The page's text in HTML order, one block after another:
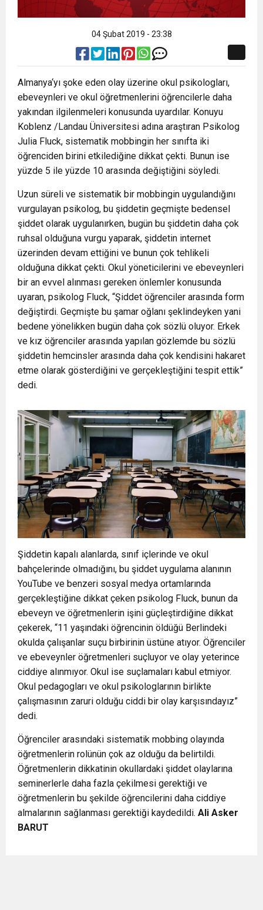
04 Şubat 2019 - 23:38
Almanya‘yı şoke eden olay üzerine okul psikologları,
ebeveynleri ve okul öğretmenlerini öğrencilerle daha
yakından ilgilenmeleri konusunda uyardılar. Konuyu
Koblenz /Landau Üniversitesi adına araştıran Psikolog
Julia Fluck, sistematik mobbingin her sınıfta iki
öğrenciden birini etkilediğine dikkat çekti. Bunun ise
yüzde 5 ile yüzde 10 arasında değiştiğini söyledi.
Uzun süreli ve sistematik bir mobbingin uygulandığını
vurgulayan psikolog, bu şiddetin geçmişte bedensel
şiddet olarak uygulanırken, bugün bu şiddetin daha çok
ruhsal olduğuna vurgu yaparak, şiddetin internet
üzerinden devam ettiğini ve bunun çok tehlikeli
olduğuna dikkat çekti. Okul yöneticilerini ve ebeveynleri
bir an evvel alınması gereken önlemler konusunda
uyaran, psikolog Fluck, “Şiddet öğrenciler arasında form
değiştirdi. Geçmişte bu şamar oğlanı şeklindeyken yani
bedene yönelikken bugün daha çok sözlü oluyor. Erkek
ve kız öğrenciler arasında yapılan gözlemde bu sözlü
şiddetin hemcinsler arasında daha çok kendisini hakaret
etme olarak gösterdiğini ve gerçekleştiğini tespit ettik”
dedi.
Şiddetin kapalı alanlarda, sınıf içlerinde ve okul
bahçelerinde olmadığını, bu şiddet uygulama alanının
YouTube ve benzeri sosyal medya ortamlarında
gerçekleştiğine dikkat çeken psikolog Fluck, bunun da
ebeveyn ve öğretmenlerin işini güçleştirdiğine dikkat
çekerek, “11 yaşındaki öğrencinin öldüğü Berlindeki
okulda çalışanlar suçu birbirinin üstüne atıyor. Öğrenciler
ve ebeveynler öğretmenleri suçluyor ve olay yeterince
ciddiye alınmıyor. Okul ise suçlamaları kabul etmiyor.
Okul pedagogları ve okul psikologlarının birlikte
çalışmasının zaruri olduğu ciddi bir olay karşısındayız”
dedi.
Öğrenciler arasındaki sistematik mobbing olayında
öğretmenlerin rolünün çok az olduğu da belirtildi.
Öğretmenlerin dikkatinin okullardaki şiddet olaylarına
seminerlerle daha fazla çekilmesi gerektiği ve
öğretmenlerin bu şekilde öğrencilerini daha ciddiye
almalarının sağlanması gerektiği kaydedildi. Ali Asker
BARUT